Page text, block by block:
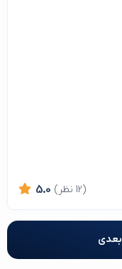
5.0 (12 نظر)
بعدی